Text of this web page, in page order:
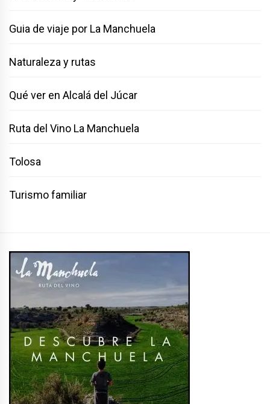
Guia de viaje por La Manchuela
Naturaleza y rutas
Qué ver en Alcalá del Júcar
Ruta del Vino La Manchuela
Tolosa
Turismo familiar